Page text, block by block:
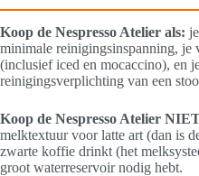
Koop de Nespresso Atelier als:
minimale reinigingsinspanning, je
(inclusief iced en mocaccino), en
reinigingsverplichting van een
Koop de Nespresso Atelier
melktextuur voor latte art (dan is
zwarte koffie drinkt (het
groot waterreservoir nodig hebt.